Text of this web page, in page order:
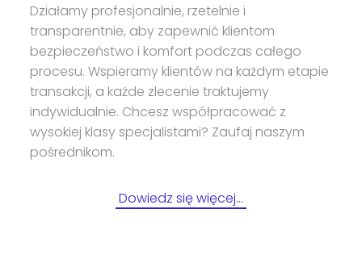
Działamy profesjonalnie, rzetelnie i
transparentnie, aby zapewnić klientom
bezpieczeństwo i komfort podczas całego
procesu. Wspieramy klientów na każdym etapie
transakcji, a każde zlecenie traktujemy
indywidualnie. Chcesz współpracować z
wysokiej klasy specjalistami? Zaufaj naszym
pośrednikom.
Dowiedz się więcej…